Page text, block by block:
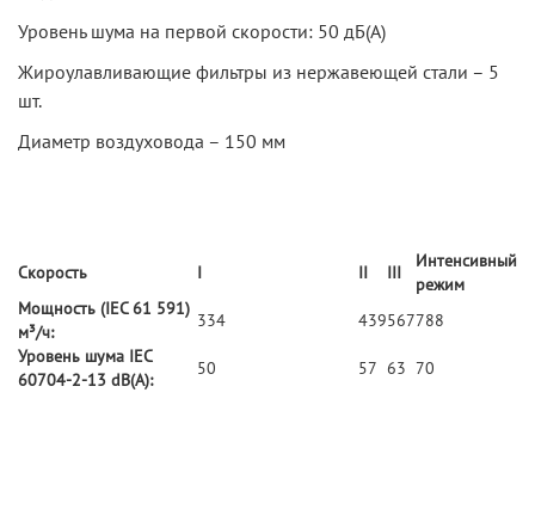
Уровень шума на первой скорости: 50 дБ(А)
Жироулавливающие фильтры из нержавеющей стали – 5
шт.
Диаметр воздуховода – 150 мм
Скорость I II III
Интенсивный
режим
Мощность (IEC 61 591)
м³/ч:
334 439567788
Уровень шума IEC
60704-2-13 dB(A):
50 57 63 70